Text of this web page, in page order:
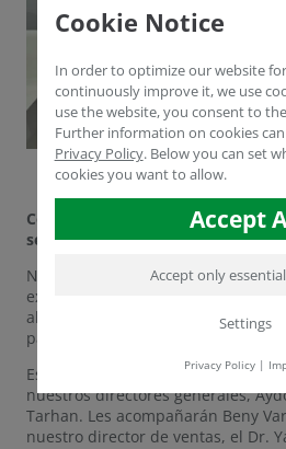
Cengiz, Tarhan, Yücel y Dergham
semana en Growtech en Antalya
Nos complace anunciar que
expondrán en la feria Growtech
al 25 de noviembre. Se trata de
para mostrar nuestros últimos
Estamos muy orgullosos de contar
nuestros directores generales,
Tarhan. Les acompañarán Beny
nuestro director de ventas, el Dr.
Cookie Notice
In order to optimize our website
continuously improve it, we use
use the website, you consent to
Further information on cookies
Privacy Policy. Below you can set
cookies you want to allow.
Accept
Accept only
Settings
Privacy Policy|